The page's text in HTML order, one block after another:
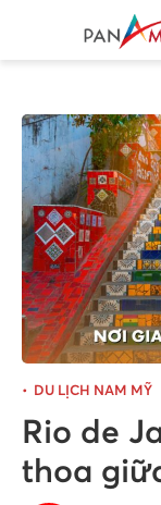
DU LỊCH NAM MỸ
Rio de
thoa